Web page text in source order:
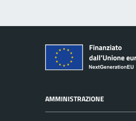
AMMINISTRAZIONE